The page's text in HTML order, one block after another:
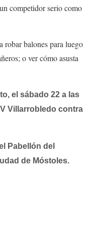
competidor serio como
robar balones para luego
o ver cómo asusta
el sábado 22 a las
Villarrobledo contra
Pabellón del
de Móstoles.